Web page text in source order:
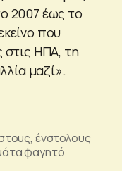
2007 έως το
που
στις ΗΠΑ, τη
μαζί».
ένστολους
φαγητό